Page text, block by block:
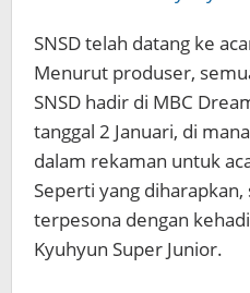
SNSD telah datang ke
Menurut produser,
SNSD hadir di MBC
tanggal 2 Januari, di
dalam rekaman untuk
Seperti yang diharapkan,
terpesona dengan
Kyuhyun Super Junior.